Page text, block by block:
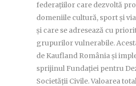
federațiilor care dezvoltă
domeniile cultură, sport și
și care se adresează cu
grupurilor vulnerabile.
de Kaufland România și
sprijinul Fundației pentru
Societății Civile. Valoarea